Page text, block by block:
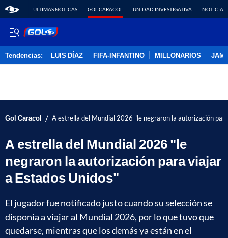
ÚLTIMAS NOTICAS GOL CARACOL UNIDAD INVESTIGATIVA NOTICIAS
Tendencias: LUIS DÍAZ FIFA-INFANTINO MILLONARIOS
Gol Caracol / A estrella del Mundial 2026 "le negraron la autorización
A estrella del Mundial 2026 "le
negraron la autorización para viajar
a Estados Unidos"
El jugador fue notificado justo cuando su selección se
disponía a viajar al Mundial 2026, por lo que tuvo que
quedarse, mientras que los demás ya están en el